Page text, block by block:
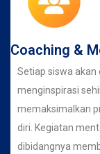
Coaching &
Setiap siswa akan
menginspirasi
memaksimalkan
diri. Kegiatan
dibidangnya